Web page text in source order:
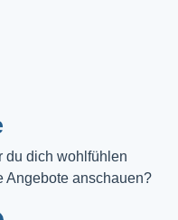
du dich wohlfühlen
Angebote anschauen?